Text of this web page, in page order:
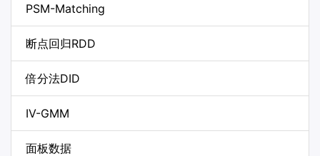
PSM-Matching
断点回归RDD
倍分法DID
IV-GMM
面板数据